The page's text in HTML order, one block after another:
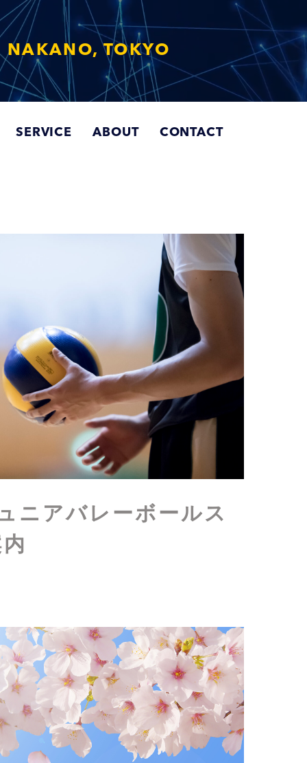
リエイト
SERVICE ABOUT CONTACT
ニアバレーボールス